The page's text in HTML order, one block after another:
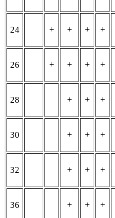
24 + + + +
26 + + + +
28 + + +
30 + + +
32 + + +
36 + + +